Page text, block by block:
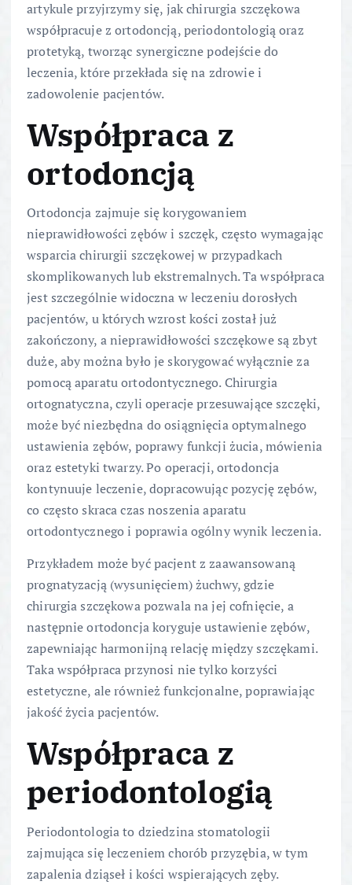
artykule przyjrzymy się, jak chirurgia szczękowa
współpracuje z ortodoncją, periodontologią oraz
protetyką, tworząc synergiczne podejście do
leczenia, które przekłada się na zdrowie i
zadowolenie pacjentów.
Współpraca z
ortodoncją
Ortodoncja zajmuje się korygowaniem
nieprawidłowości zębów i szczęk, często wymagając
wsparcia chirurgii szczękowej w przypadkach
skomplikowanych lub ekstremalnych. Ta współpraca
jest szczególnie widoczna w leczeniu dorosłych
pacjentów, u których wzrost kości został już
zakończony, a nieprawidłowości szczękowe są zbyt
duże, aby można było je skorygować wyłącznie za
pomocą aparatu ortodontycznego. Chirurgia
ortognatyczna, czyli operacje przesuwające szczęki,
może być niezbędna do osiągnięcia optymalnego
ustawienia zębów, poprawy funkcji żucia, mówienia
oraz estetyki twarzy. Po operacji, ortodoncja
kontynuuje leczenie, dopracowując pozycję zębów,
co często skraca czas noszenia aparatu
ortodontycznego i poprawia ogólny wynik leczenia.
Przykładem może być pacjent z zaawansowaną
prognatyzacją (wysunięciem) żuchwy, gdzie
chirurgia szczękowa pozwala na jej cofnięcie, a
następnie ortodoncja koryguje ustawienie zębów,
zapewniając harmonijną relację między szczękami.
Taka współpraca przynosi nie tylko korzyści
estetyczne, ale również funkcjonalne, poprawiając
jakość życia pacjentów.
Współpraca z
periodontologią
Periodontologia to dziedzina stomatologii
zajmująca się leczeniem chorób przyzębia, w tym
zapalenia dziąseł i kości wspierających zęby.